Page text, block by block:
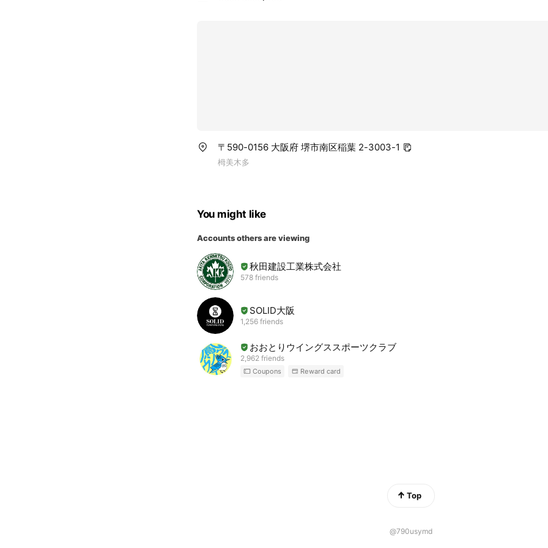
〒590-0156 大阪府 堺市南区稲葉 2-3003-1
栂美木多
You might like
Accounts others are viewing
秋田建設工業株式会社
578 friends
SOLID大阪
1,256 friends
おおとりウイングススポーツクラブ
2,962 friends
Coupons Reward card
Top
@790usymd